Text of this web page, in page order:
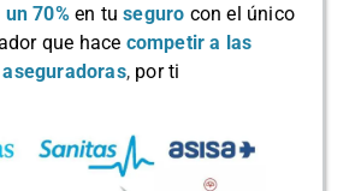
70% en tuseguro con el único
que hace competir a las
aseguradoras, por ti